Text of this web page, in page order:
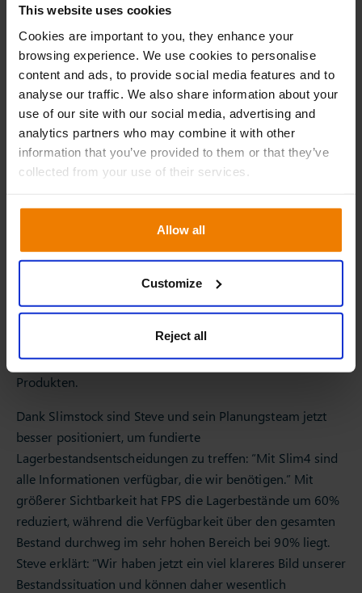
This website uses cookies
Cookies are important to you, they enhance your
browsing experience. We use cookies to personalise
content and ads, to provide social media features and to
analyse our traffic. We also share information about your
use of our site with our social media, advertising and
analytics partners who may combine it with other
information that you’ve provided to them or that they’ve
collected from your use of their services.
Allow all
Customize
Reject all
Unternehmen. “Als das Unternehmen expandierte und in
neue Märkte vordrang, war klar, dass unsere bestehenden
Prozesse nicht die Flexibilität aufwiesen, die wir
benötigten, um mit der aggressiven Wachstumsstrategie
des Unternehmens Schritt halten zu können”, erklärt Steve
Malcolm, Lager- und Einkaufsleiter bei FPS.
Maximierung der Kundenloyalität
Verfügbarkeit in unserem gesamten Sortiment
gewährleisten. Denn die Loyalität unserer Kunden hängt
ganz von unserer Fähigkeit ab, Teile zu liefern, wenn
unsere Kunden sie benötigen”, erklärt Steve. Da FPS
nirgendwo auf dem Markt verfügbar sind, kann das
Aufrechterhalten einer hohen Verfügbarkeit äußerst
kostenintensiv sein, insbesondere bei langsameren
Produkten.
Dank Slimstock sind Steve und sein Planungsteam jetzt
besser positioniert, um fundierte
Lagerbestandsentscheidungen zu treffen: “Mit Slim4 sind
alle Informationen verfügbar, die wir benötigen.” Mit
größerer Sichtbarkeit hat FPS die Lagerbestände um 60%
reduziert, während die Verfügbarkeit über den gesamten
Bestand durchweg im sehr hohen Bereich bei 90% liegt.
Steve erklärt: “Wir haben jetzt ein viel klareres Bild unserer
Bestandssituation und können daher wesentlich